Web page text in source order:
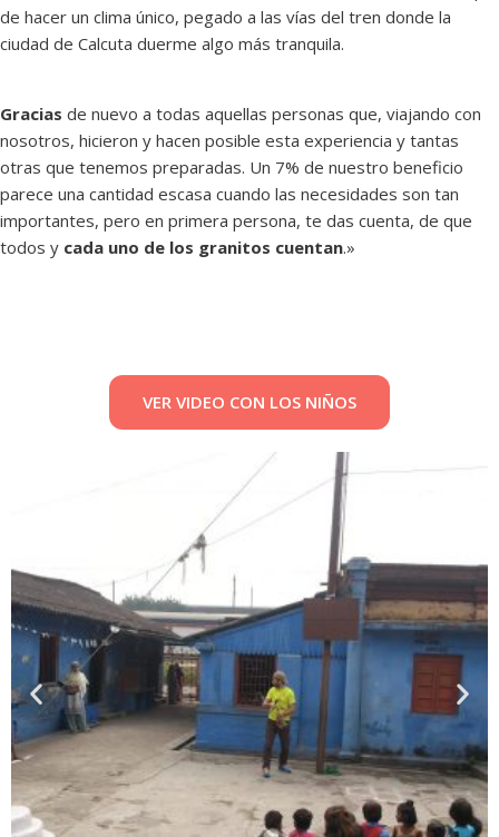
de hacer un clima único, pegado a las vías del tren donde la
ciudad de Calcuta duerme algo más tranquila.
Gracias de nuevo a todas aquellas personas que, viajando con
nosotros, hicieron y hacen posible esta experiencia y tantas
otras que tenemos preparadas. Un 7% de nuestro beneficio
parece una cantidad escasa cuando las necesidades son tan
importantes, pero en primera persona, te das cuenta, de que
todos y cada uno de los granitos cuentan.»
VER VIDEO CON LOS NIÑOS